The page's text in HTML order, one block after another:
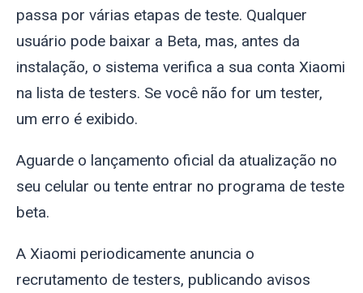
passa por várias etapas de teste. Qualquer
usuário pode baixar a Beta, mas, antes da
instalação, o sistema verifica a sua conta Xiaomi
na lista de testers. Se você não for um tester,
um erro é exibido.
Aguarde o lançamento oficial da atualização no
seu celular ou tente entrar no programa de teste
beta.
A Xiaomi periodicamente anuncia o
recrutamento de testers, publicando avisos